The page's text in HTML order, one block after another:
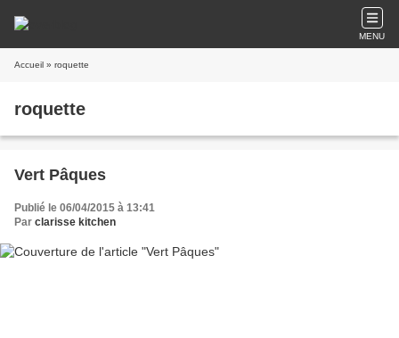
MENU
Accueil » roquette
roquette
Vert Pâques
Publié le 06/04/2015 à 13:41
Par clarisse kitchen